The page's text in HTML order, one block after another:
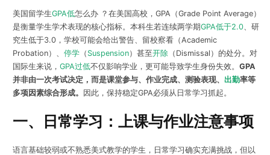
美国留学生GPA低怎么办 ？在美国高校，GPA（Grade Point Average）
是衡量学生学术表现的核心指标。本科生若连续两学期GPA低于2.0、研
究生低于3.0，学校可能会给出警告、留校察看（Academic
Probation）、 停学（ Suspension）甚至开除（Dismissal）的处分。对
国际生来说， GPA过低不仅影响学业，更可能导致学生身份失效。 GPA
并非由一次考试决定，而是课堂参与、作业完成、测验表现、 出勤率等
多项因素综合形成。
因此，保持稳定GPA必须从日常学习抓起。
一、日常学习：上课与作业注意事项
语言基础较弱或不熟悉美式教学的学生，日常学习确实充满挑战，但以